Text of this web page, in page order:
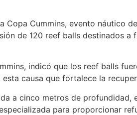
Cummins, evento náutico
de 120 reef balls destinados
indicó que los reef balls
causa que fortalece la
a cinco metros de profundidad,
para proporcionar